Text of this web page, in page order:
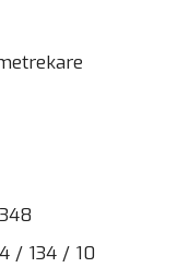
/ 134 / 10